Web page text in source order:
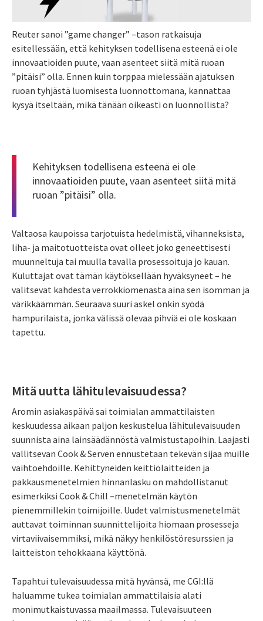
Reuter sanoi ”game changer” –tason ratkaisuja
esitellessään, että kehityksen todellisena esteenä ei ole
innovaatioiden puute, vaan asenteet siitä mitä ruoan
”pitäisi” olla. Ennen kuin torppaa mielessään ajatuksen
ruoan tyhjästä luomisesta luonnottomana, kannattaa
kysyä itseltään, mikä tänään oikeasti on luonnollista?
Kehityksen todellisena esteenä ei ole
innovaatioiden puute, vaan asenteet siitä mitä
ruoan ”pitäisi” olla.
Valtaosa kaupoissa tarjotuista hedelmistä, vihanneksista,
liha- ja maitotuotteista ovat olleet joko geneettisesti
muunneltuja tai muulla tavalla prosessoituja jo kauan.
Kuluttajat ovat tämän käytöksellään hyväksyneet – he
valitsevat kahdesta verrokkiomenasta aina sen isomman ja
värikkäämmän. Seuraava suuri askel onkin syödä
hampurilaista, jonka välissä olevaa pihviä ei ole koskaan
tapettu.
Mitä uutta lähitulevaisuudessa?
Aromin asiakaspäivä sai toimialan ammattilaisten
keskuudessa aikaan paljon keskustelua lähitulevaisuuden
suunnista aina lainsäädännöstä valmistustapoihin. Laajasti
vallitsevan Cook & Serven ennustetaan tekevän sijaa muille
vaihtoehdoille. Kehittyneiden keittiölaitteiden ja
pakkausmenetelmien hinnanlasku on mahdollistanut
esimerkiksi Cook & Chill –menetelmän käytön
pienemmillekin toimijoille. Uudet valmistusmenetelmät
auttavat toiminnan suunnittelijoita hiomaan prosesseja
virtaviivaisemmiksi, mikä näkyy henkilöstöresurssien ja
laitteiston tehokkaana käyttönä.
Tapahtui tulevaisuudessa mitä hyvänsä, me CGI:llä
haluamme tukea toimialan ammattilaisia alati
monimutkaistuvassa maailmassa. Tulevaisuuteen